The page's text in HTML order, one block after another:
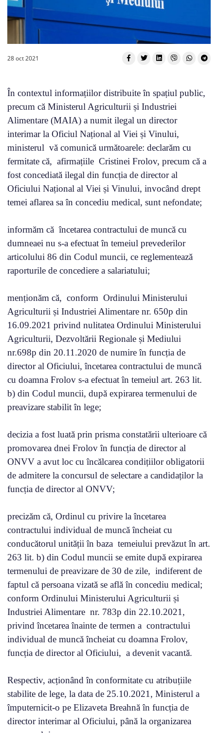
28 oct 2021
În contextul informațiilor distribuite în spațiul public,
precum că Ministerul Agriculturii și Industriei
Alimentare (MAIA) a numit ilegal un director
interimar la Oficiul Național al Viei și Vinului,
ministerul vă comunică următoarele: declarăm cu
fermitate că, afirmațiile Cristinei Frolov, precum că a
fost concediată ilegal din funcția de director al
Oficiului Național al Viei și Vinului, invocând drept
temei aflarea sa în concediu medical, sunt nefondate;
informăm că încetarea contractului de muncă cu
dumneaei nu s-a efectuat în temeiul prevederilor
articolului 86 din Codul muncii, ce reglementează
raporturile de concediere a salariatului;
menționăm că, conform Ordinului Ministerului
Agriculturii și Industriei Alimentare nr. 650p din
16.09.2021 privind nulitatea Ordinului Ministerului
Agriculturii, Dezvoltării Regionale și Mediului
nr.698p din 20.11.2020 de numire în funcția de
director al Oficiului, încetarea contractului de muncă
cu doamna Frolov s-a efectuat în temeiul art. 263 lit.
b) din Codul muncii, după expirarea termenului de
preavizare stabilit în lege;
decizia a fost luată prin prisma constatării ulterioare că
promovarea dnei Frolov în funcția de director al
ONVV a avut loc cu încălcarea condițiilor obligatorii
de admitere la concursul de selectare a candidaților la
funcția de director al ONVV;
precizăm că, Ordinul cu privire la încetarea
contractului individual de muncă încheiat cu
conducătorul unității în baza temeiului prevăzut în art.
263 lit. b) din Codul muncii se emite după expirarea
termenului de preavizare de 30 de zile, indiferent de
faptul că persoana vizată se află în concediu medical;
conform Ordinului Ministerului Agriculturii și
Industriei Alimentare nr. 783p din 22.10.2021,
privind încetarea înainte de termen a contractului
individual de muncă încheiat cu doamna Frolov,
funcția de director al Oficiului, a devenit vacantă.
Respectiv, acționând în conformitate cu atribuțiile
stabilite de lege, la data de 25.10.2021, Ministerul a
împuternicit-o pe Elizaveta Breahnă în funcția de
director interimar al Oficiului, până la organizarea